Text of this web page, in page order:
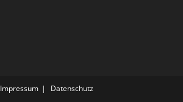
Impressum Datenschutz